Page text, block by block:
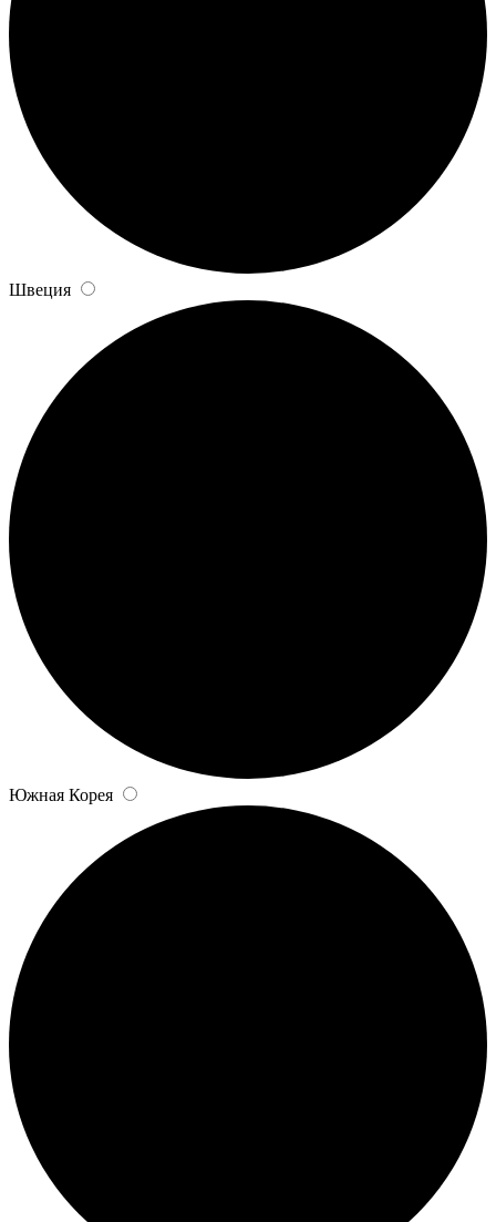
Швеция
Южная Корея